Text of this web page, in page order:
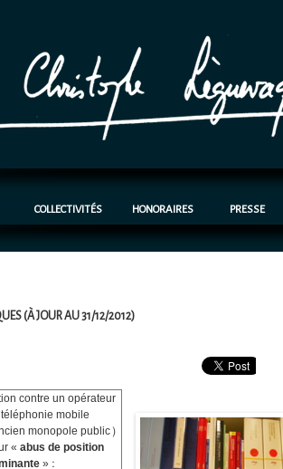
COLLECTIVITÉS HONORAIRES PRESSE
(À JOUR AU 31/12/2012)
contre un opérateur
mobile
monopole public)
«abus de position
» :